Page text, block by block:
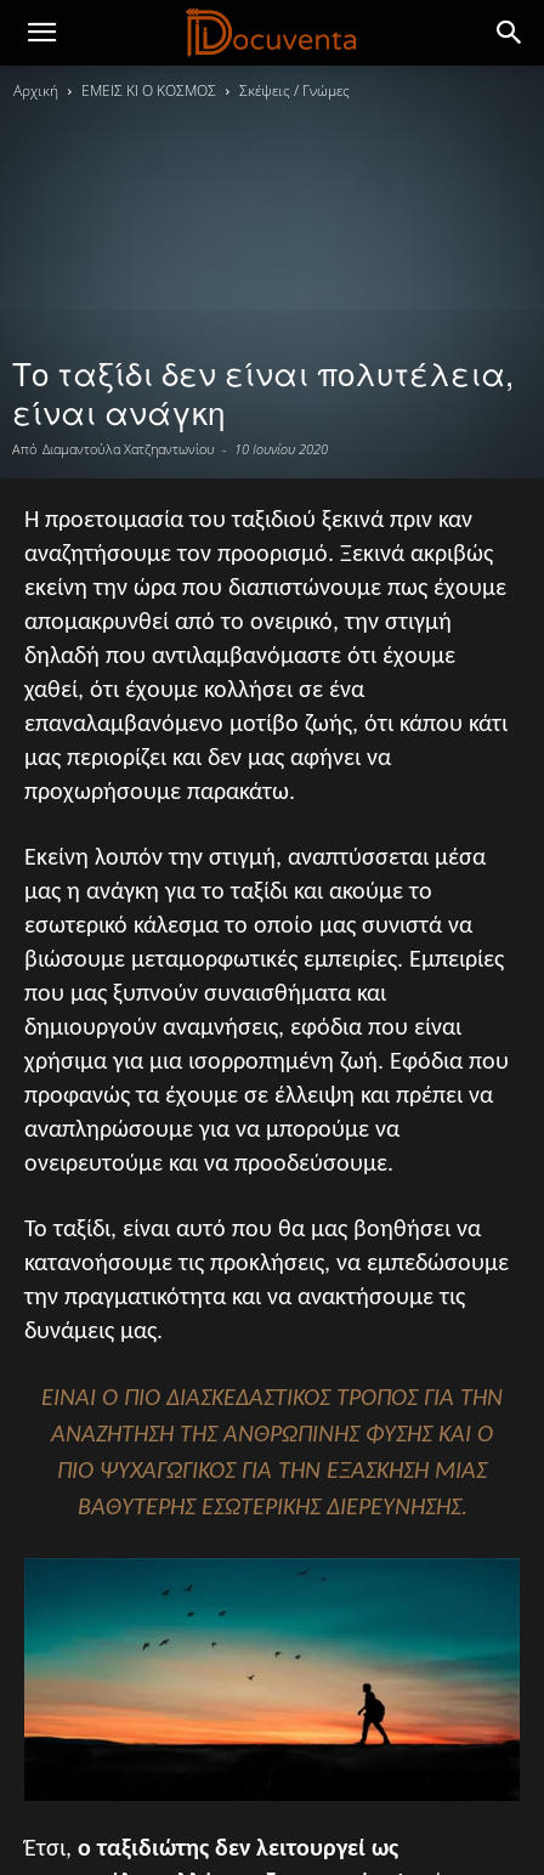
Αρχική ΕΜΕΙΣ ΚΙ Ο ΚΟΣΜΟΣ Σκέψεις / Γνώμες
Το ταξίδι δεν είναι πολυτέλεια,
είναι ανάγκη
Από Διαμαντούλα Χατζηαντωνίου - 10 Ιουνίου 2020
Η προετοιμασία του ταξιδιού ξεκινά πριν καν
αναζητήσουμε τον προορισμό. Ξεκινά ακριβώς
εκείνη την ώρα που διαπιστώνουμε πως έχουμε
απομακρυνθεί από το ονειρικό, την στιγμή
δηλαδή που αντιλαμβανόμαστε ότι έχουμε
χαθεί, ότι έχουμε κολλήσει σε ένα
επαναλαμβανόμενο μοτίβο ζωής, ότι κάπου κάτι
μας περιορίζει και δεν μας αφήνει να
προχωρήσουμε παρακάτω.
Εκείνη λοιπόν την στιγμή, αναπτύσσεται μέσα
μας η ανάγκη για το ταξίδι και ακούμε το
εσωτερικό κάλεσμα το οποίο μας συνιστά να
βιώσουμε μεταμορφωτικές εμπειρίες. Εμπειρίες
που μας ξυπνούν συναισθήματα και
δημιουργούν αναμνήσεις, εφόδια που είναι
χρήσιμα για μια ισορροπημένη ζωή. Εφόδια που
προφανώς τα έχουμε σε έλλειψη και πρέπει να
αναπληρώσουμε για να μπορούμε να
ονειρευτούμε και να προοδεύσουμε.
Το ταξίδι, είναι αυτό που θα μας βοηθήσει να
κατανοήσουμε τις προκλήσεις, να εμπεδώσουμε
την πραγματικότητα και να ανακτήσουμε τις
δυνάμεις μας.
ΕΊΝΑΙ Ο ΠΙΟ ΔΙΑΣΚΕΔΑΣΤΙΚΌΣ ΤΡΌΠΟΣ ΓΙΑ ΤΗΝ
ΑΝΑΖΉΤΗΣΗ ΤΗΣ ΑΝΘΡΏΠΙΝΗΣ ΦΎΣΗΣ ΚΑΙ Ο
ΠΙΟ ΨΥΧΑΓΩΓΙΚΌΣ ΓΙΑ ΤΗΝ ΕΞΆΣΚΗΣΗ ΜΙΑΣ
ΒΑΘΎΤΕΡΗΣ ΕΣΩΤΕΡΙΚΉΣ ΔΙΕΡΕΎΝΗΣΗΣ.
Έτσι, ο ταξιδιώτης δεν λειτουργεί ως